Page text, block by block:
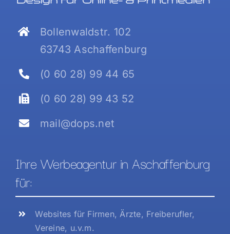
Bollenwaldstr. 102
63743 Aschaffenburg
(0 60 28) 99 44 65
(0 60 28) 99 43 52
mail@dops.net
Ihre Werbeagentur in Aschaffenburg
für:
Websites für Firmen, Ärzte, Freiberufler,
Vereine, u.v.m.